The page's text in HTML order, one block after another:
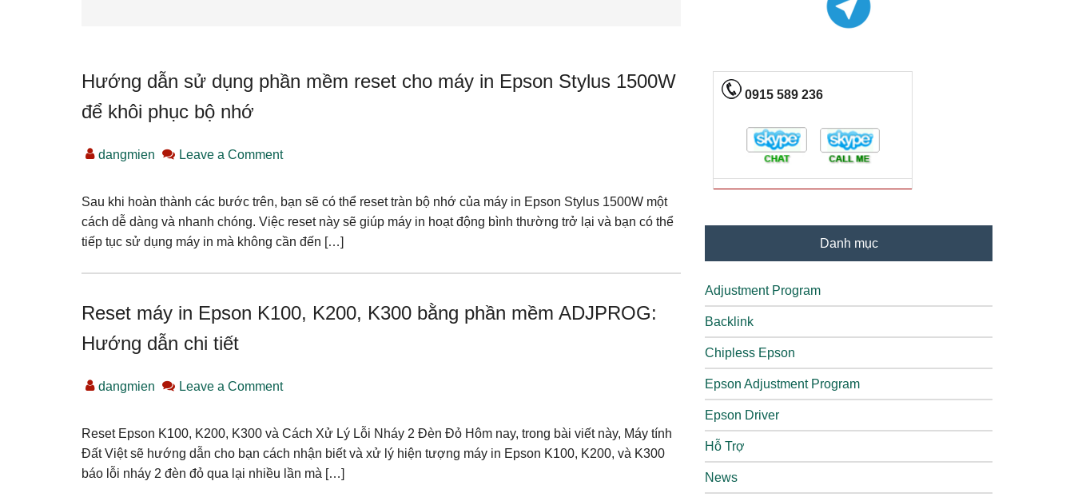
Hướng dẫn sử dụng phần mềm reset cho máy in Epson Stylus 1500W
để khôi phục bộ nhớ
dangmien Leave a Comment
Sau khi hoàn thành các bước trên, bạn sẽ có thể reset tràn bộ nhớ của máy in Epson Stylus 1500W một
cách dễ dàng và nhanh chóng. Việc reset này sẽ giúp máy in hoạt động bình thường trở lại và bạn có thể
tiếp tục sử dụng máy in mà không cần đến […]
Reset máy in Epson K100, K200, K300 bằng phần mềm ADJPROG:
Hướng dẫn chi tiết
dangmien Leave a Comment
Reset Epson K100, K200, K300 và Cách Xử Lý Lỗi Nháy 2 Đèn Đỏ Hôm nay, trong bài viết này, Máy tính
Đất Việt sẽ hướng dẫn cho bạn cách nhận biết và xử lý hiện tượng máy in Epson K100, K200, và K300
báo lỗi nháy 2 đèn đỏ qua lại nhiều lần mà […]
0915 589 236
Danh mục
Adjustment Program
Backlink
Chipless Epson
Epson Adjustment Program
Epson Driver
Hỗ Trợ
News